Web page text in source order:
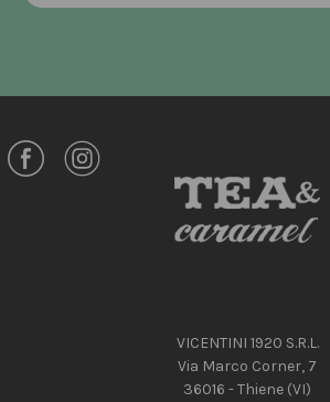
VICENTINI 1920 S.R.L.
Via Marco Corner, 7
36016 - Thiene (VI)